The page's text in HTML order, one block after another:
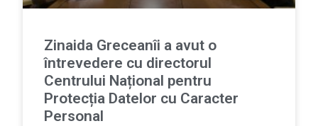
Zinaida Greceanîi a avut o
întrevedere cu directorul
Centrului Național pentru
Protecția Datelor cu Caracter
Personal